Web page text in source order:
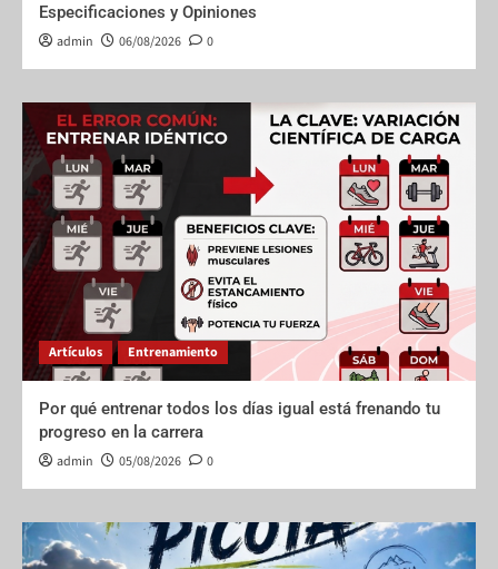
Especificaciones y Opiniones
admin 06/08/2026 0
Artículos Entrenamiento
Por qué entrenar todos los días igual está frenando tu
progreso en la carrera
admin 05/08/2026 0